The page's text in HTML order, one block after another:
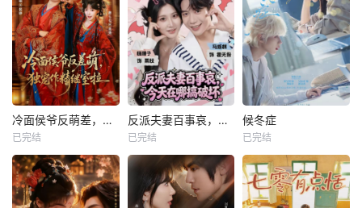
冷面侯爷反萌差，独宠作精继室啦
已完结
反派夫妻百事哀，今天在哪搞破坏
已完结
候冬症
已完结